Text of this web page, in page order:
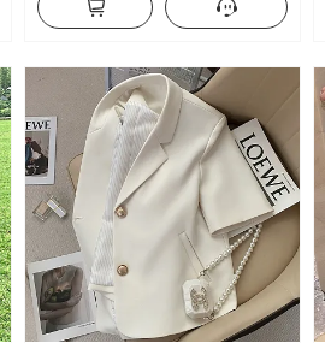
イル マイナー トップス